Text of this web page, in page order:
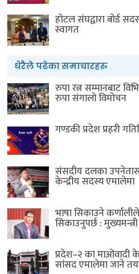
होटल संघद्वारा बोर्ड
स्वागत
धेरैले पढेका समाचारहरु
रुपा रत्न सम्मानबाट
रुपा संगालो विमोचन
गण्डकी प्रदेश प्रहरी
संसदीय दलका
केन्द्रीय सदस्य एमालेमा
भाषा सिकाउने
सिकाउनुपर्छ :
प्रदेश–२ का माओवादी
सांसद एमालेमा जाने